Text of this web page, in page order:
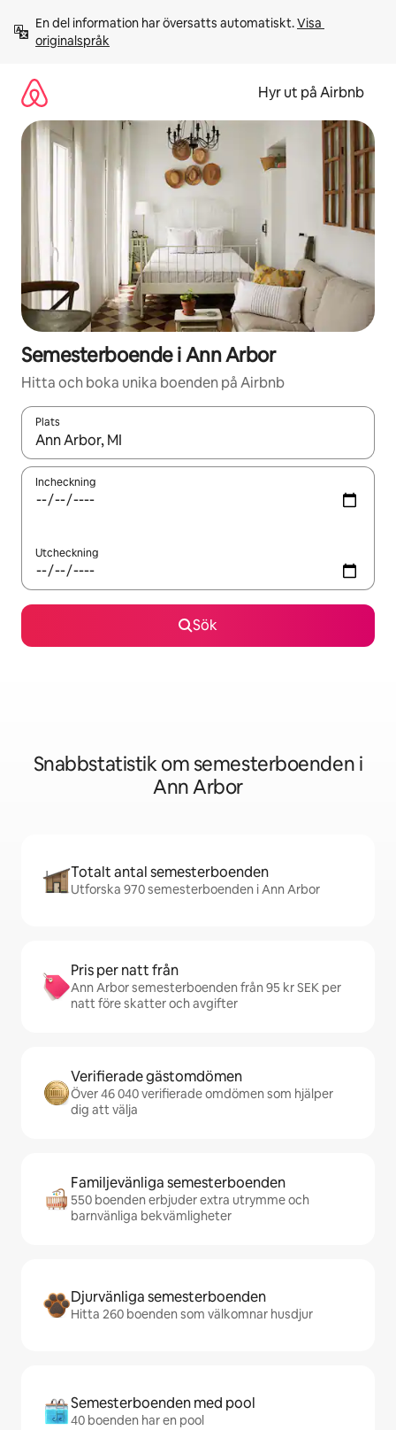
innehåll
En del information har översatts automatiskt. Visa
originalspråk
Hyr ut på Airbnb
Semesterboende i Ann Arbor
Hitta och boka unika boenden på Airbnb
Plats
När resultaten är tillgängliga kan du navigera med upp- och
Incheckning
Utcheckning
Sök
Snabbstatistik om semesterboenden i
Ann Arbor
Totalt antal semesterboenden
Utforska 970 semesterboenden i Ann Arbor
Pris per natt från
Ann Arbor semesterboenden från 95 kr SEK per
natt före skatter och avgifter
Verifierade gästomdömen
Över 46 040 verifierade omdömen som hjälper
dig att välja
Familjevänliga semesterboenden
550 boenden erbjuder extra utrymme och
barnvänliga bekvämligheter
Djurvänliga semesterboenden
Hitta 260 boenden som välkomnar husdjur
Semesterboenden med pool
40 boenden har en pool